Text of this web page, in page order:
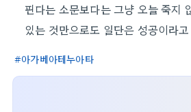
핀다는 소문보다는 그냥 오늘 죽지
있는 것만으로도 일단은 성공이라
아가베아테누아타